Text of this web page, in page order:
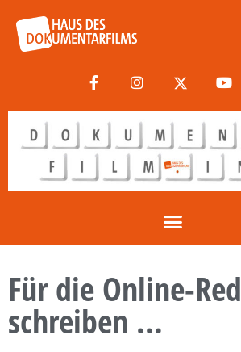
Für die Online-
schreiben ...